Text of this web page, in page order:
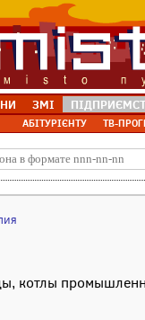
ЗМІ
АБІТУРІЄНТУ ТВ-
котлы